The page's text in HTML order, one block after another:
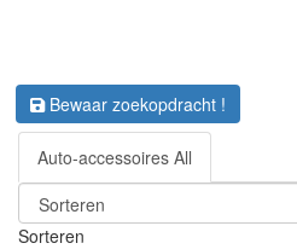
Bewaar zoekopdracht !
Auto-accessoires All
Sorteren